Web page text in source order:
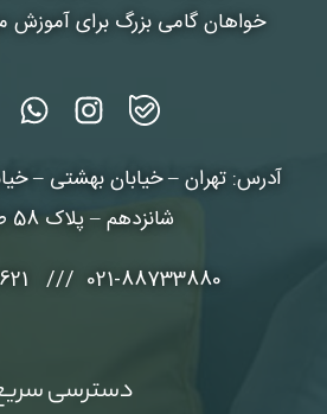
خواهان گامی بزرگ برای آموزش
آدرس: تهران – خیابان بهشتی –
شانزدهم – پلاک 58 طبقه 3
021-88733880 /// 021-88730621
دسترسی